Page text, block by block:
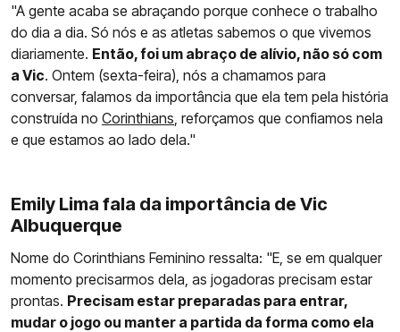
"A gente acaba se abraçando porque conhece o trabalho
do dia a dia. Só nós e as atletas sabemos o que vivemos
diariamente. Então, foi um abraço de alívio, não só com
a Vic. Ontem (sexta-feira), nós a chamamos para
conversar, falamos da importância que ela tem pela história
construída no Corinthians , reforçamos que confiamos nela
e que estamos ao lado dela."
Emily Lima fala da importância de Vic
Albuquerque
Nome do Corinthians Feminino ressalta: "E, se em qualquer
momento precisarmos dela, as jogadoras precisam estar
prontas. Precisam estar preparadas para entrar,
mudar o jogo ou manter a partida da forma como ela